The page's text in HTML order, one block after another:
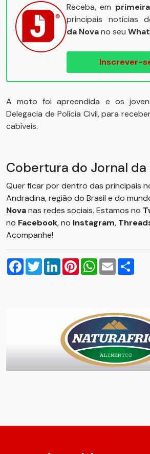
Receba, em
principais notícias
da Novano seu
Inscrever-
A moto foi apreendida e os
Delegacia de Polícia Civil, para
cabíveis.
Cobertura do Jornal da
Quer ficar por dentro das principais
Andradina, região do Brasil e do
Novanas redes sociais. Estamos no
no Facebook, no Instagram,
Acompanhe!
Facebook
TwitterLinkedInPinterestWhatsApp
Email